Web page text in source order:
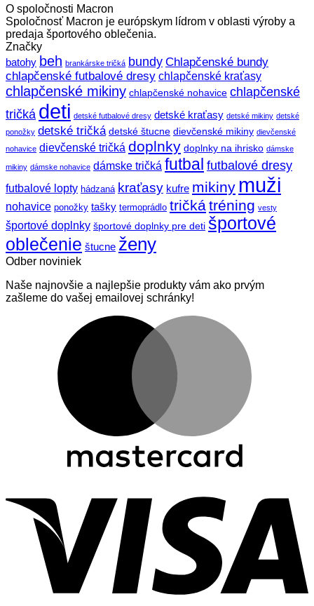
O spoločnosti Macron
Spoločnosť Macron je európskym lídrom v oblasti výroby a
predaja športového oblečenia.
Značky
batohy beh brankárske tričká bundy Chlapčenské bundy
chlapčenské futbalové dresy chlapčenské kraťasy
chlapčenské mikiny chlapčenské nohavice chlapčenské
tričká deti detské futbalové dresy detské kraťasy detské mikiny detské
ponožky detské tričká detské štucne dievčenské mikiny dievčenské
nohavice dievčenské tričká doplnky doplnky na ihrisko dámske
mikiny dámske nohavice dámske tričká futbal futbalové dresy
futbalové lopty hádzaná kraťasy kufre mikiny muži
nohavice ponožky tašky termoprádlo tričkátréning vesty
športové doplnky športové doplnky pre deti športové
oblečenie štucne ženy
Odber noviniek
Naše najnovšie a najlepšie produkty vám ako prvým
zašleme do vašej emailovej schránky!